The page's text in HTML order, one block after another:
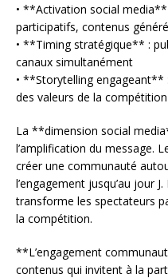
• **Activation social
participatifs, contenus
• **Timing stratégique** :
canaux simultanément
• **Storytelling engageant**
des valeurs de la compétition
La **dimension social
l’amplification du message.
créer une communauté
l’engagement jusqu’au jour
transforme les spectateurs
la compétition.
**L’engagement
contenus qui invitent à la